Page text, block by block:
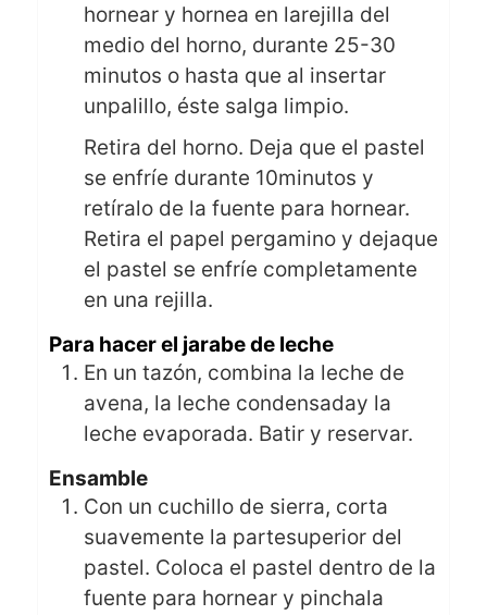
hornear y hornea en larejilla del
medio del horno, durante 25-30
minutos o hasta que al insertar
unpalillo, éste salga limpio.
Retira del horno. Deja que el pastel
se enfríe durante 10minutos y
retíralo de la fuente para hornear.
Retira el papel pergamino y dejaque
el pastel se enfríe completamente
en una rejilla.
Para hacer el jarabe de leche
En un tazón, combina la leche de
avena, la leche condensaday la
leche evaporada. Batir y reservar.
Ensamble
Con un cuchillo de sierra, corta
suavemente la partesuperior del
pastel. Coloca el pastel dentro de la
fuente para hornear y pinchala